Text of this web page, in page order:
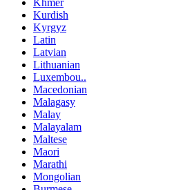
Khmer
Kurdish
Kyrgyz
Latin
Latvian
Lithuanian
Luxembou..
Macedonian
Malagasy
Malay
Malayalam
Maltese
Maori
Marathi
Mongolian